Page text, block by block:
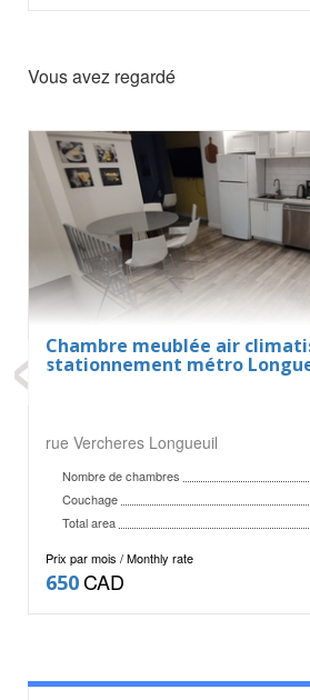
Vous avez regardé
Chambre meublée air
stationnement métro
rue Vercheres Longueuil
Nombre de chambres
Couchage
Total area
Prix par mois / Monthly rate
650CAD
‹